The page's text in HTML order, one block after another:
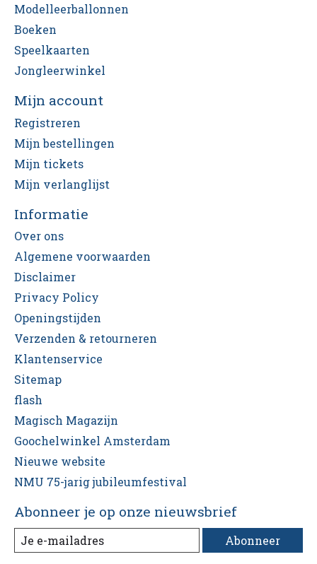
Modelleerballonnen
Boeken
Speelkaarten
Jongleerwinkel
Mijn account
Registreren
Mijn bestellingen
Mijn tickets
Mijn verlanglijst
Informatie
Over ons
Algemene voorwaarden
Disclaimer
Privacy Policy
Openingstijden
Verzenden & retourneren
Klantenservice
Sitemap
flash
Magisch Magazijn
Goochelwinkel Amsterdam
Nieuwe website
NMU 75-jarig jubileumfestival
Abonneer je op onze nieuwsbrief
Abonneer